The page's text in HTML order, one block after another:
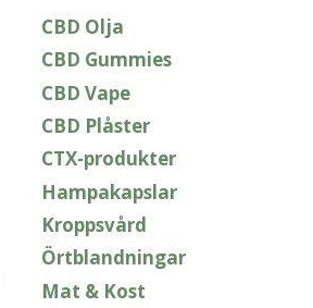
CBD Olja
CBD Gummies
CBD Vape
CBD Plåster
CTX-produkter
Hampakapslar
Kroppsvård
Örtblandningar
Mat & Kost